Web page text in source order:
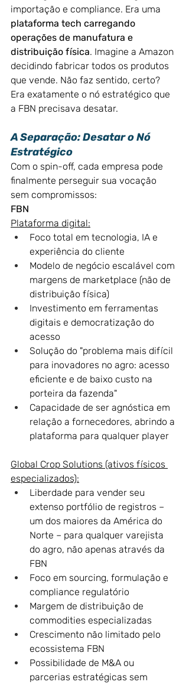
importação e compliance. Era uma
plataforma tech carregando
operações de manufatura e
distribuição física. Imagine a Amazon
decidindo fabricar todos os produtos
que vende. Não faz sentido, certo?
Era exatamente o nó estratégico que
a FBN precisava desatar.
A Separação: Desatar o Nó
Estratégico
Com o spin-off, cada empresa pode
finalmente perseguir sua vocação
sem compromissos:
FBN
Plataforma digital:
Foco total em tecnologia, IA e
experiência do cliente
Modelo de negócio escalável com
margens de marketplace (não de
distribuição física)
Investimento em ferramentas
digitais e democratização do
acesso
Solução do "problema mais difícil
para inovadores no agro: acesso
eficiente e de baixo custo na
porteira da fazenda"
Capacidade de ser agnóstica em
relação a fornecedores, abrindo a
plataforma para qualquer player
Global Crop Solutions (ativos físicos
especializados):
Liberdade para vender seu
extenso portfólio de registros –
um dos maiores da América do
Norte – para qualquer varejista
do agro, não apenas através da
FBN
Foco em sourcing, formulação e
compliance regulatório
Margem de distribuição de
commodities especializadas
Crescimento não limitado pelo
ecossistema FBN
Possibilidade de M&A ou
parcerias estratégicas sem